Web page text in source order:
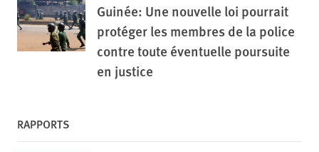
Guinée: Une nouvelle loi pourrait
protéger les membres de la police
contre toute éventuelle poursuite
en justice
RAPPORTS